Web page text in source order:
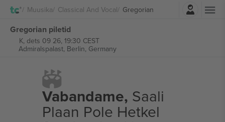
Muusika Classical And Vocal Gregorian
Logi sisse
Gregorian piletid
K, dets 09 26, 19:30 CEST
Admiralspalast, Berlin, Germany
Vabandame, Saali
Plaan Pole Hetkel